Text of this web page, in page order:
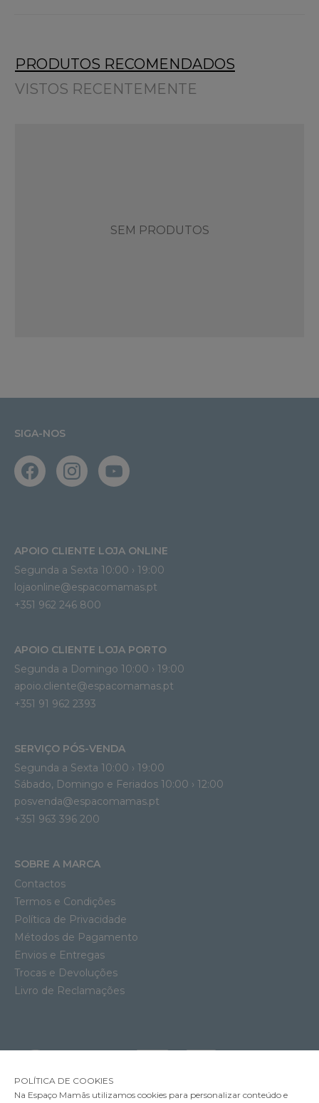
PRODUTOS RECOMENDADOS
VISTOS RECENTEMENTE
SEM PRODUTOS
SIGA-NOS
APOIO CLIENTE LOJA ONLINE
Segunda a Sexta 10:00 › 19:00
lojaonline@espacomamas.pt
+351 962 246 800
APOIO CLIENTE LOJA PORTO
Segunda a Domingo 10:00 › 19:00
apoio.cliente@espacomamas.pt
+351 91 962 2393
SERVIÇO PÓS-VENDA
Segunda a Sexta 10:00 › 19:00
Sábado, Domingo e Feriados 10:00 › 12:00
posvenda@espacomamas.pt
+351 963 396 200
SOBRE A MARCA
Contactos
Termos e Condições
Política de Privacidade
Métodos de Pagamento
Envios e Entregas
Trocas e Devoluções
Livro de Reclamações
POLÍTICA DE COOKIES
Na Espaço Mamãs utilizamos cookies para personalizar conteúdo e